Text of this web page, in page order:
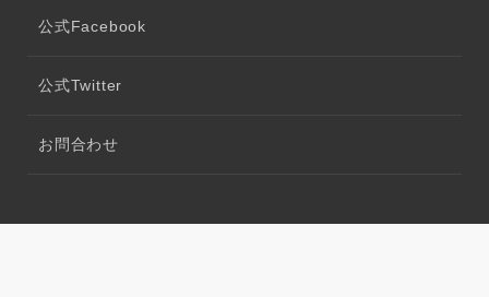
公式Facebook
公式Twitter
お問合わせ